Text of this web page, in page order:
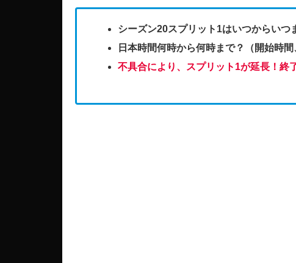
シーズン20スプリット1はいつからいつ
日本時間何時から何時まで？（開始時間
不具合により、スプリット1が延長！終